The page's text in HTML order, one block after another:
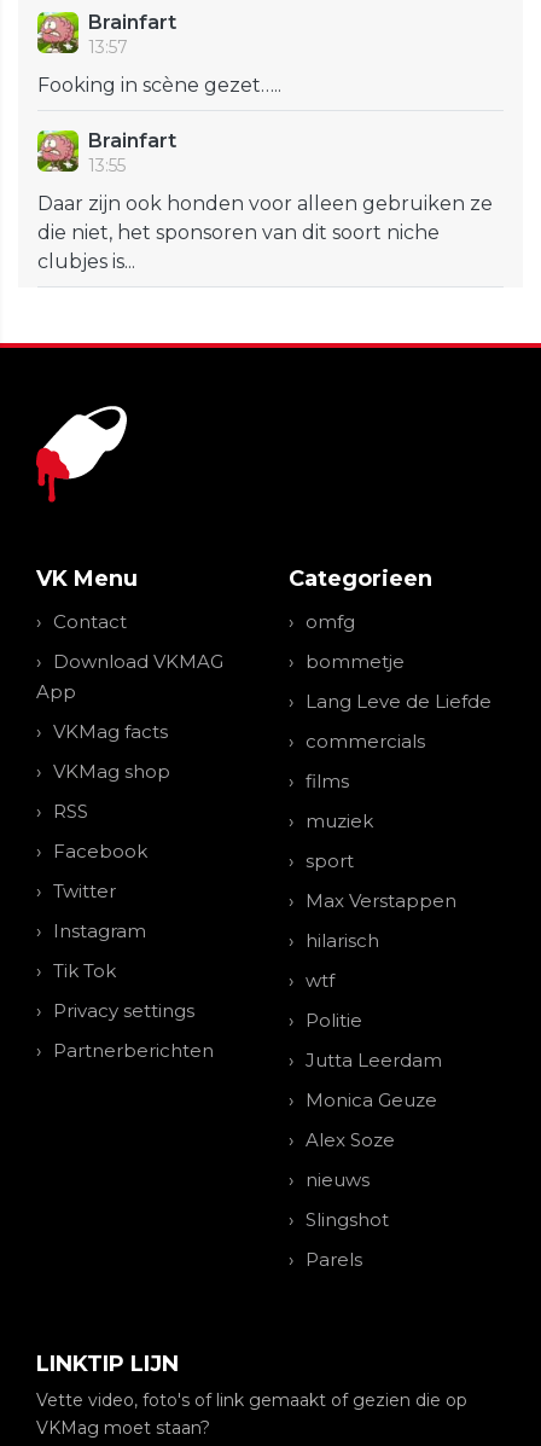
Brainfart
13:57
Fooking in scène gezet…..
Brainfart
13:55
Daar zijn ook honden voor alleen gebruiken ze
die niet, het sponsoren van dit soort niche
clubjes is...
VK Menu
Contact
Download VKMAG
App
VKMag facts
VKMag shop
RSS
Facebook
Twitter
Instagram
Tik Tok
Privacy settings
Partnerberichten
Categorieen
omfg
bommetje
Lang Leve de Liefde
commercials
films
muziek
sport
Max Verstappen
hilarisch
wtf
Politie
Jutta Leerdam
Monica Geuze
Alex Soze
nieuws
Slingshot
Parels
LINKTIP LIJN
Vette video, foto's of link gemaakt of gezien die op
VKMag moet staan?